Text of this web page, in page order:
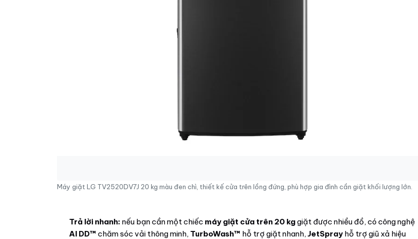
Máy giặt LG TV2520DV7J 20 kg màu đen chì, thiết kế cửa trên lồng đứng, phù hợp gia đình cần giặt khối lượng lớn.
Trả lời nhanh: nếu bạn cần một chiếc máy giặt cửa trên 20 kggiặt được nhiều đồ, có công nghệ
AI DD™ chăm sóc vải thông minh, TurboWash™ hỗ trợ giặt nhanh, JetSprayhỗ trợ giũ xả hiệu